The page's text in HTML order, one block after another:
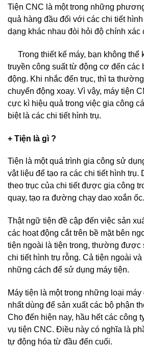
Tiện CNC là một trong những
quả hàng đầu đối với các chi tiết
dạng khác nhau đòi hỏi độ chính xác
Trong thiết kế máy, bạn không thể
truyền công suất từ động cơ đến các
động. Khi nhắc đến trục, thì ta
chuyển động xoay. Vì vậy, máy tiện
cực kì hiệu quả trong việc gia công
biệt là các chi tiết hình trụ.
+ Tiện là gì ?
Tiện là một quá trình gia công sử
vật liệu để tạo ra các chi tiết hình trụ.
theo trục của chi tiết được gia công
quay, tạo ra đường chạy dao xoắn ốc.
Thật ngữ tiện đề cập đến việc sản
các hoạt động cắt trên bề mặt bên
tiện ngoài là tiện trong, thường được
chi tiết hình trụ rỗng. Cả tiện ngoài
những cách để sử dụng máy tiện.
Máy tiện là một trong những loại
nhất dùng để sản xuất các bộ phận
Cho đến hiện nay, hầu hết các công
vụ tiện CNC. Điều này có nghĩa là
tự động hóa từ đầu đến cuối.